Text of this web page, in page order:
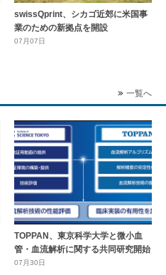
swissQprint、シカゴ近郊に⽶国事
業のための新拠点を開設
07月07日
一覧へ
TOPPAN、東京科学大学と微小血
管・血流解析に関する共同研究開始
07月30日